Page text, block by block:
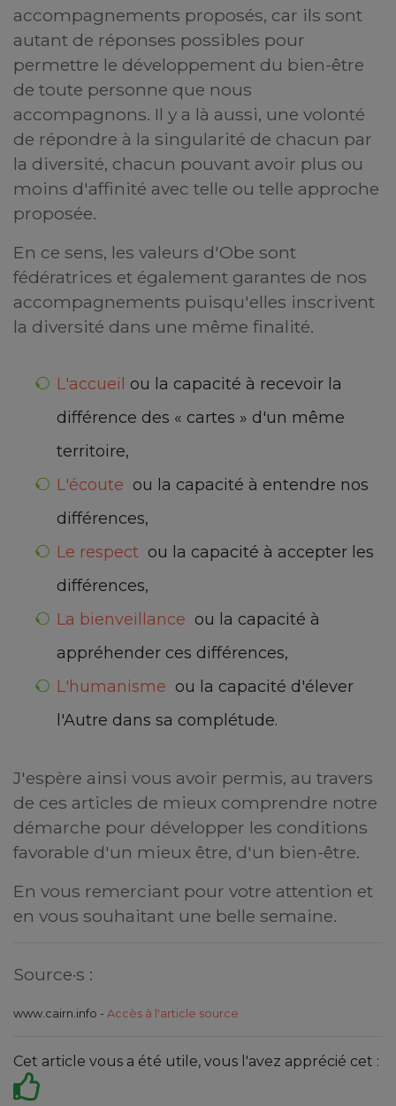
accompagnements proposés, car ils sont
autant de réponses possibles pour
permettre le développement du bien-être
de toute personne que nous
accompagnons. Il y a là aussi, une volonté
de répondre à la singularité de chacun par
la diversité, chacun pouvant avoir plus ou
moins d'affinité avec telle ou telle approche
proposée.
En ce sens, les valeurs d'Obe sont
fédératrices et également garantes de nos
accompagnements puisqu'elles inscrivent
la diversité dans une même finalité.
L'accueil ou la capacité à recevoir la
différence des « cartes » d'un même
territoire,
L'écoute ou la capacité à entendre nos
différences,
Le respect ou la capacité à accepter les
différences,
La bienveillance ou la capacité à
appréhender ces différences,
L'humanisme ou la capacité d'élever
l'Autre dans sa complétude.
J'espère ainsi vous avoir permis, au travers
de ces articles de mieux comprendre notre
démarche pour développer les conditions
favorable d'un mieux être, d'un bien-être.
En vous remerciant pour votre attention et
en vous souhaitant une belle semaine.
Source·s :
www.cairn.info - Accès à l'article source
Cet article vous a été utile, vous l'avez apprécié cet :